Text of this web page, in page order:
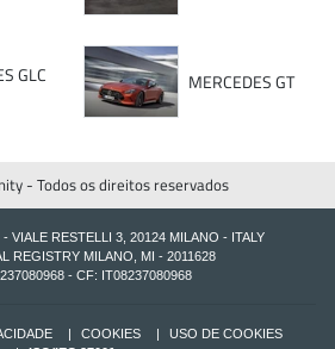
GLC MERCEDES GT
- Todos os direitos reservados
VIALE RESTELLI 3, 20124 MILANO - ITALY
REGISTRY MILANO, MI - 2011628
- CF: IT08237080968
COOKIES
USO DE COOKIES